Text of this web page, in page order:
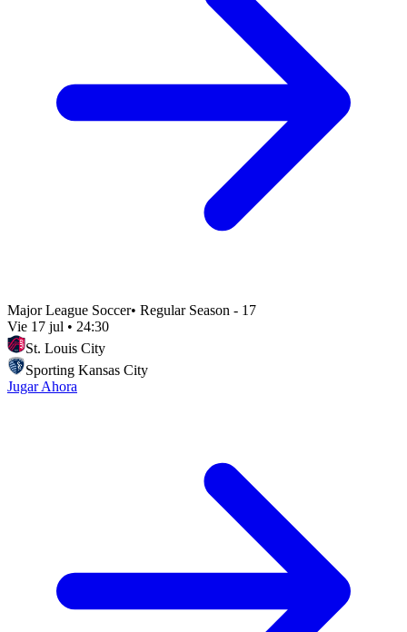
Major League Soccer• Regular Season - 17
Vie 17 jul • 24:30
St. Louis City
Sporting Kansas City
Jugar Ahora